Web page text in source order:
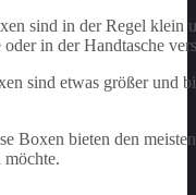
sind in der Regel
in der Handtasche
sind etwas größer und
Boxen bieten den